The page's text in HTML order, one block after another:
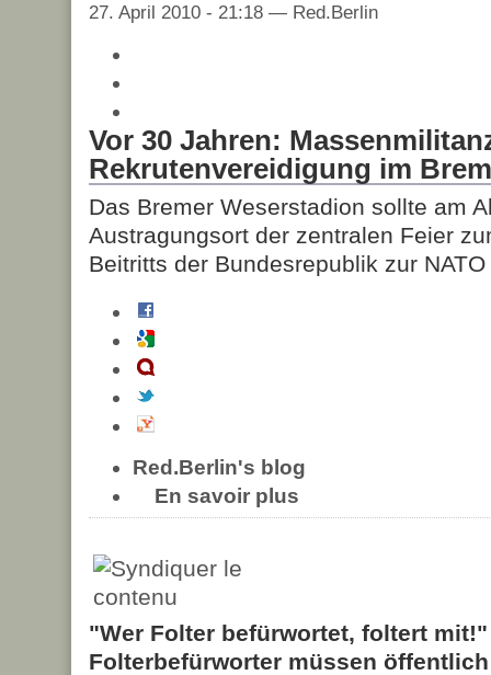
27. April 2010 - 21:18 — Red.Berlin
Vor 30 Jahren:
Rekrutenvereidigung im
Das Bremer Weserstadion sollte am
Austragungsort der zentralen Feier
Beitritts der Bundesrepublik zur
Red.Berlin's blog
En savoir plus
"Wer Folter befürwortet, foltert
Folterbefürworter müssen